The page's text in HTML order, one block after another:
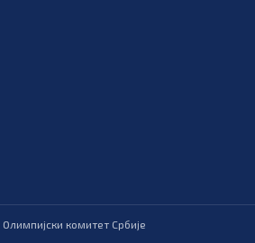
Олимпијски комитет Србије